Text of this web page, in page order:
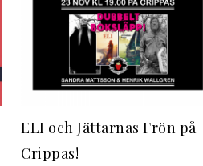
ELI och Jättarnas Frön på
Crippas!